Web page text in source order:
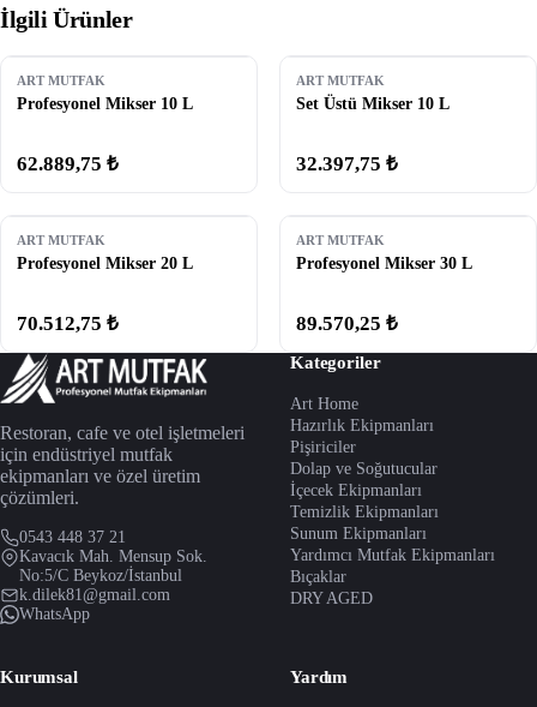
İlgili Ürünler
ART MUTFAK
Profesyonel Mikser 10 L
62.889,75 ₺
ART MUTFAK
Set Üstü Mikser 10 L
32.397,75 ₺
ART MUTFAK
Profesyonel Mikser 20 L
70.512,75 ₺
ART MUTFAK
Profesyonel Mikser 30 L
89.570,25 ₺
Restoran, cafe ve otel işletmeleri
için endüstriyel mutfak
ekipmanları ve özel üretim
çözümleri.
0543 448 37 21
Kavacık Mah. Mensup Sok.
No:5/C Beykoz/İstanbul
k.dilek81@gmail.com
WhatsApp
Kategoriler
Art Home
Hazırlık Ekipmanları
Pişiriciler
Dolap ve Soğutucular
İçecek Ekipmanları
Temizlik Ekipmanları
Sunum Ekipmanları
Yardımcı Mutfak Ekipmanları
Bıçaklar
DRY AGED
Kurumsal Yardım